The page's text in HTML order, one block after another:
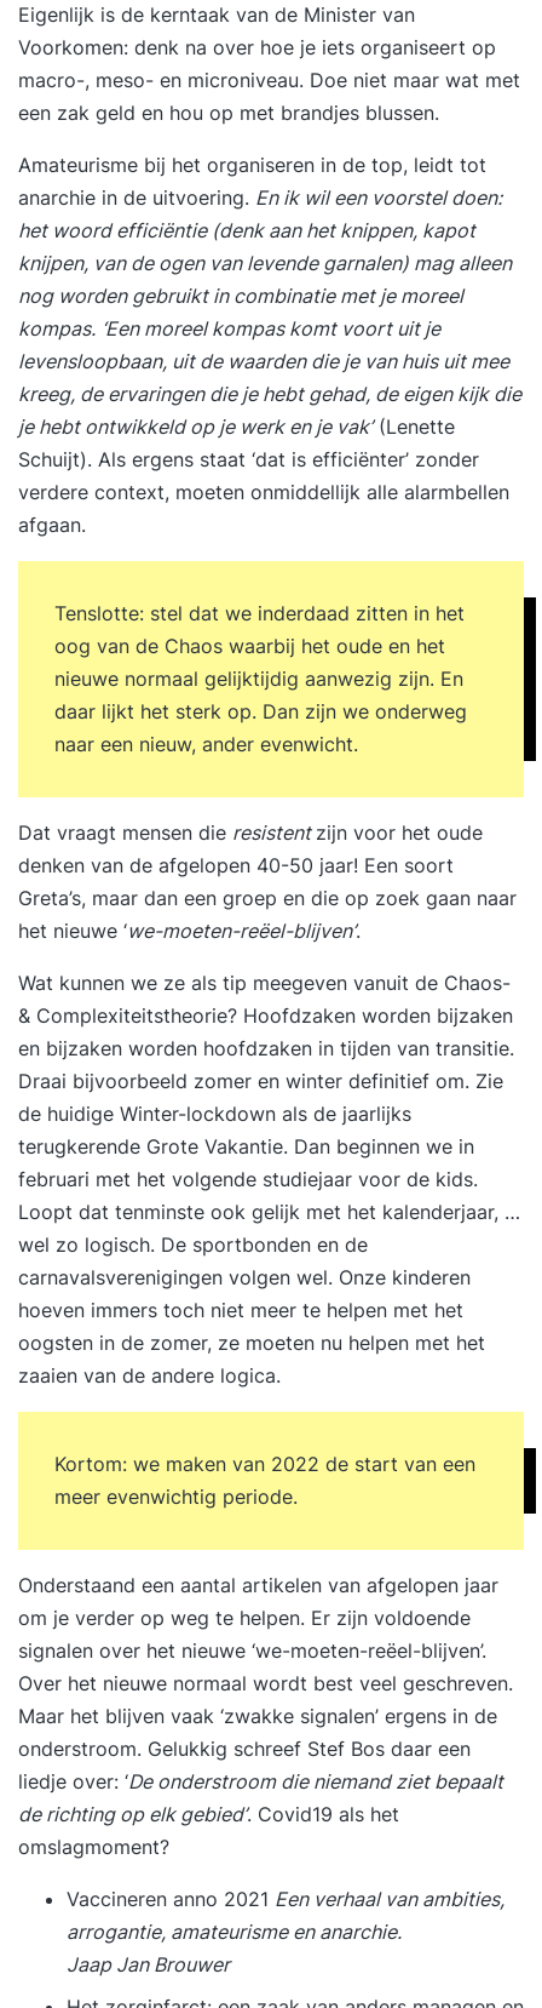
Eigenlijk is de kerntaak van de Minister van
Voorkomen: denk na over hoe je iets organiseert op
macro-, meso- en microniveau. Doe niet maar wat met
een zak geld en hou op met brandjes blussen.
Amateurisme bij het organiseren in de top, leidt tot
anarchie in de uitvoering. En ik wil een voorstel doen:
het woord efficiëntie (denk aan het knippen, kapot
knijpen, van de ogen van levende garnalen) mag alleen
nog worden gebruikt in combinatie met je moreel
kompas. ‘Een moreel kompas komt voort uit je
levensloopbaan, uit de waarden die je van huis uit mee
kreeg, de ervaringen die je hebt gehad, de eigen kijk die
je hebt ontwikkeld op je werk en je vak’(Lenette
Schuijt). Als ergens staat ‘dat is efficiënter’ zonder
verdere context, moeten onmiddellijk alle alarmbellen
afgaan.
Tenslotte: stel dat we inderdaad zitten in het
oog van de Chaos waarbij het oude en het
nieuwe normaal gelijktijdig aanwezig zijn. En
daar lijkt het sterk op. Dan zijn we onderweg
naar een nieuw, ander evenwicht.
Dat vraagt mensen die resistent zijn voor het oude
denken van de afgelopen 40-50 jaar! Een soort
Greta’s, maar dan een groep en die op zoek gaan naar
het nieuwe ‘we-moeten-reëel-blijven’.
Wat kunnen we ze als tip meegeven vanuit de Chaos-
& Complexiteitstheorie? Hoofdzaken worden bijzaken
en bijzaken worden hoofdzaken in tijden van transitie.
Draai bijvoorbeeld zomer en winter definitief om. Zie
de huidige Winter-lockdown als de jaarlijks
terugkerende Grote Vakantie. Dan beginnen we in
februari met het volgende studiejaar voor de kids.
Loopt dat tenminste ook gelijk met het kalenderjaar, …
wel zo logisch. De sportbonden en de
carnavalsverenigingen volgen wel. Onze kinderen
hoeven immers toch niet meer te helpen met het
oogsten in de zomer, ze moeten nu helpen met het
zaaien van de andere logica.
Kortom: we maken van 2022 de start van een
meer evenwichtig periode.
Onderstaand een aantal artikelen van afgelopen jaar
om je verder op weg te helpen. Er zijn voldoende
signalen over het nieuwe ‘we-moeten-reëel-blijven’.
Over het nieuwe normaal wordt best veel geschreven.
Maar het blijven vaak ‘zwakke signalen’ ergens in de
onderstroom. Gelukkig schreef Stef Bos daar een
liedje over: ‘De onderstroom die niemand ziet bepaalt
de richting op elk gebied’. Covid19 als het
omslagmoment?
Vaccineren anno 2021 Een verhaal van ambities,
arrogantie, amateurisme en anarchie.
Jaap Jan Brouwer